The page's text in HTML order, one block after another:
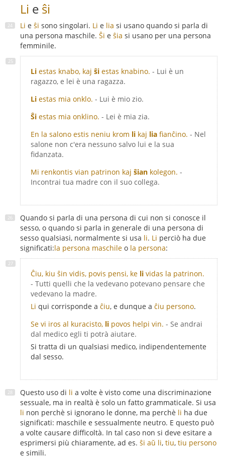
Li e ŝi
Li e ŝi sono singolari. Li e lia si usano quando si parla di
una persona maschile. Ŝi e ŝia si usano per una persona
femminile.
Li estas knabo, kaj ŝi estas knabino. - Lui è un
ragazzo, e lei è una ragazza.
Li estas mia onklo. - Lui è mio zio.
Ŝi estas mia onklino. - Lei è mia zia.
En la salono estis neniu krom li kaj lia fianĉino. - Nel
salone non c'era nessuno salvo lui e la sua
fidanzata.
Mi renkontis vian patrinon kaj ŝian kolegon. -
Incontrai tua madre con il suo collega.
Quando si parla di una persona di cui non si conosce il
sesso, o quando si parla in generale di una persona di
sesso qualsiasi, normalmente si usa li. Li perciò ha due
significati:la persona maschile o la persona:
Ĉiu, kiu ŝin vidis, povis pensi, ke li vidas la patrinon.
- Tutti quelli che la vedevano potevano pensare che
vedevano la madre.
Li qui corrisponde a ĉiu, e dunque a ĉiu persono.
Se vi iros al kuracisto, li povos helpi vin. - Se andrai
dal medico egli ti potrà aiutare.
Si tratta di un qualsiasi medico, indipendentemente
dal sesso.
Questo uso di li a volte è visto come una discriminazione
sessuale, ma in realtà è solo un fatto grammaticale. Si usa
li non perchè si ignorano le donne, ma perchè li ha due
significati: maschile e sessualmente neutro. E questo può
a volte causare difficoltà. In tal caso non si deve esitare a
esprimersi più chiaramente, ad es. ŝi aŭ li, tiu, tiu persono
e simili.